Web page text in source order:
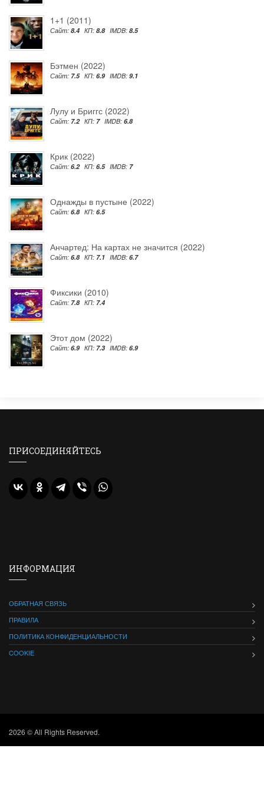
1+1 (2011)
Сайт: 8.4 КП: 8.8 IMDB: 8.5
Бэтмен (2022)
Сайт: 7.5 КП: 6.9 IMDB: 9.1
Лулу и Бриггс (2022)
Сайт: 7.2 КП: 7 IMDB: 6.8
Крик (2022)
Сайт: 6.2 КП: 6.5 IMDB: 7
Однажды в пустыне (2022)
Сайт: 6.8 КП: 6.5
Анчартед: На картах не значится (2022)
Сайт: 6.8 КП: 7.1 IMDB: 6.7
Фиксики (2010)
Сайт: 7.8 КП: 7.4
Этот дом (2022)
Сайт: 6.9 КП: 7.3 IMDB: 6.9
ПРИСОЕДИНЯЙТЕСЬ
ИНФОРМАЦИЯ
ОБРАТНАЯ СВЯЗЬ
ПРАВИЛА
ПОЛИТИКА КОНФИДЕНЦИАЛЬНОСТИ
COOKIE
2026 © All Rights Reserved.